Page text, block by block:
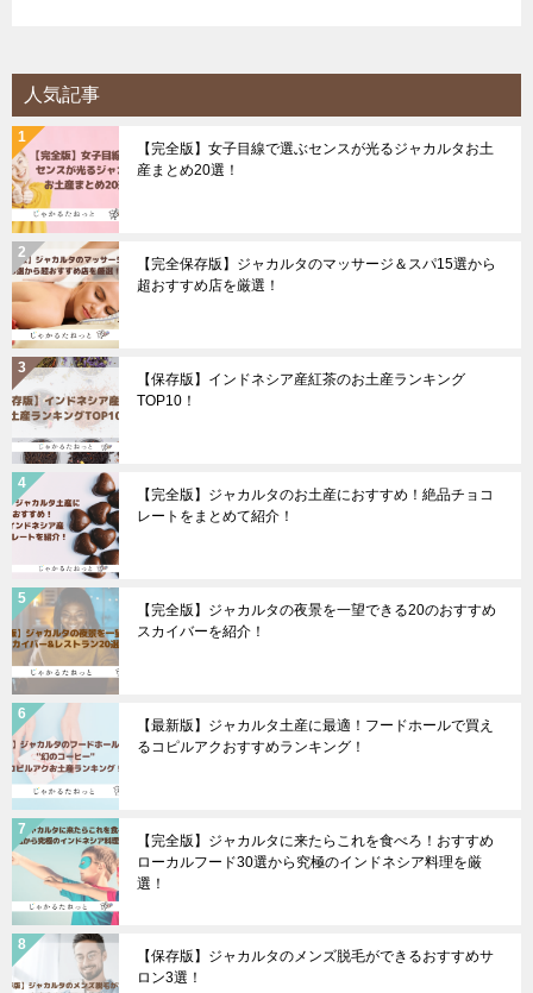
人気記事
【完全版】女子目線で選ぶセンスが光るジャカルタお土
産まとめ20選！
【完全保存版】ジャカルタのマッサージ＆スパ15選から
超おすすめ店を厳選！
【保存版】インドネシア産紅茶のお土産ランキング
TOP10！
【完全版】ジャカルタのお土産におすすめ！絶品チョコ
レートをまとめて紹介！
【完全版】ジャカルタの夜景を一望できる20のおすすめ
スカイバーを紹介！
【最新版】ジャカルタ土産に最適！フードホールで買え
るコピルアクおすすめランキング！
【完全版】ジャカルタに来たらこれを食べろ！おすすめ
ローカルフード30選から究極のインドネシア料理を厳
選！
【保存版】ジャカルタのメンズ脱毛ができるおすすめサ
ロン3選！